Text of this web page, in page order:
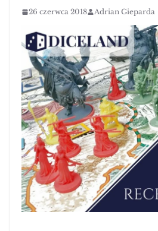
26 czerwca 2018 Adrian Gieparda